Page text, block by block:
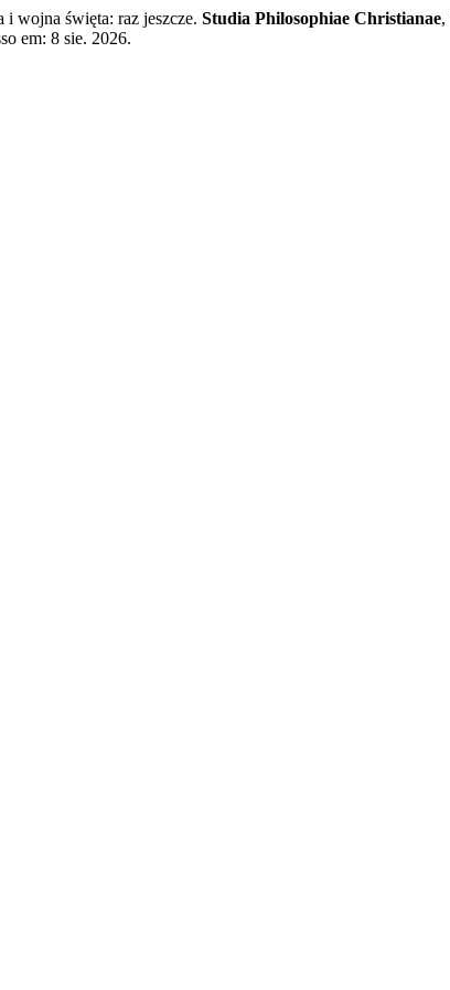
wojna święta: raz jeszcze. Studia Philosophiae Christianae,
em: 8 sie. 2026.